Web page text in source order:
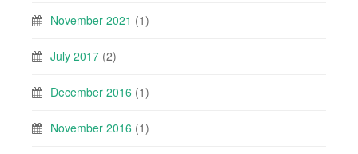
November 2021 (1)
July 2017 (2)
December 2016 (1)
November 2016 (1)